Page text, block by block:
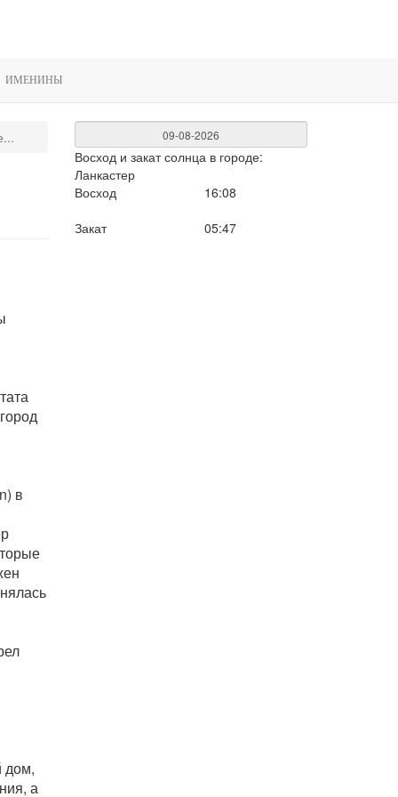
ИМЕНИНЫ
в
дом,
а
Восход и закат солнца в городе:
Ланкастер
Восход
16:08
Закат
05:47